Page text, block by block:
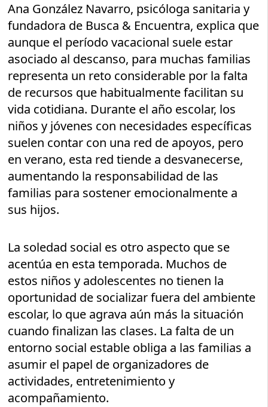
Ana González Navarro, psicóloga sanitaria y
fundadora de Busca & Encuentra, explica que
aunque el período vacacional suele estar
asociado al descanso, para muchas familias
representa un reto considerable por la falta
de recursos que habitualmente facilitan su
vida cotidiana. Durante el año escolar, los
niños y jóvenes con necesidades específicas
suelen contar con una red de apoyos, pero
en verano, esta red tiende a desvanecerse,
aumentando la responsabilidad de las
familias para sostener emocionalmente a
sus hijos.
La soledad social es otro aspecto que se
acentúa en esta temporada. Muchos de
estos niños y adolescentes no tienen la
oportunidad de socializar fuera del ambiente
escolar, lo que agrava aún más la situación
cuando finalizan las clases. La falta de un
entorno social estable obliga a las familias a
asumir el papel de organizadores de
actividades, entretenimiento y
acompañamiento.